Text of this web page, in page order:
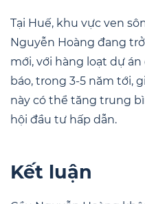
Tại Huế, khu vực ven
Nguyễn Hoàng đang
mới, với hàng loạt dự
báo, trong 3-5 năm tới,
này có thể tăng trung
hội đầu tư hấp dẫn.
Kết luận